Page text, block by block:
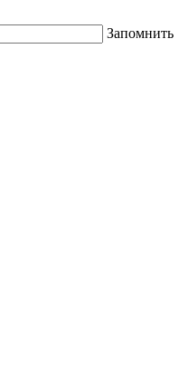
Запомнить